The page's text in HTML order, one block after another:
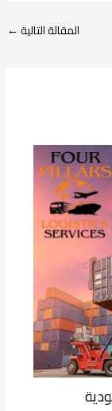
المقالة التالية←